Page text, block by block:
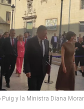
Puig y la Ministra Diana